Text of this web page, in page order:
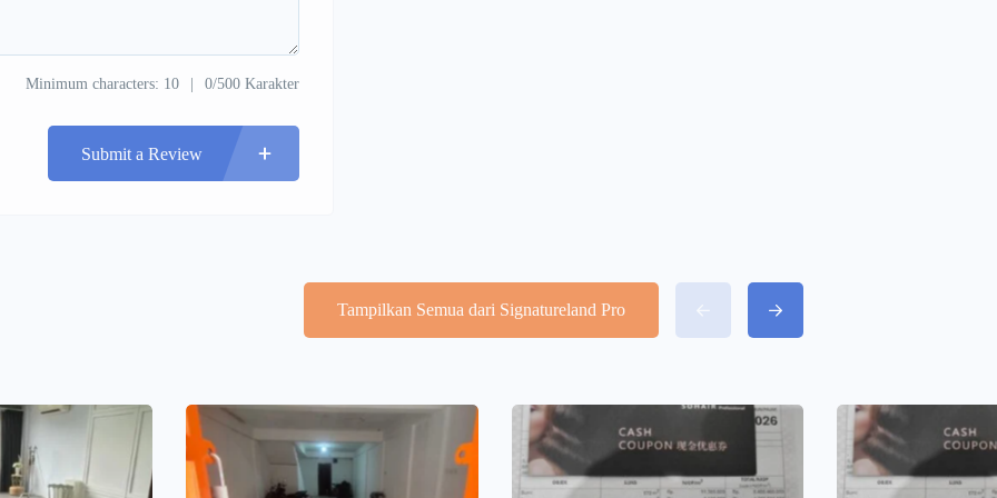
Minimum characters: 10 0/500 Karakter
Submit a Review
Tampilkan Semua dari Signatureland Pro